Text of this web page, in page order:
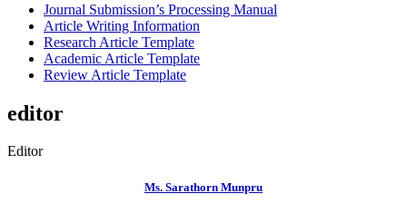
Journal Submission’s Processing Manual
Article Writing Information
Research Article Template
Academic Article Template
Review Article Template
editor
Editor
Ms. Sarathorn Munpru